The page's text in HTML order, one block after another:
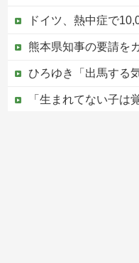
ドイツ、熱中症で10,000人以
熊本県知事の要請をガン無視したTBS、避難
ひろゆき「出馬する気ないから話さな
「生まれてない子は覚えてないw」妻に堕胎させたことを忘